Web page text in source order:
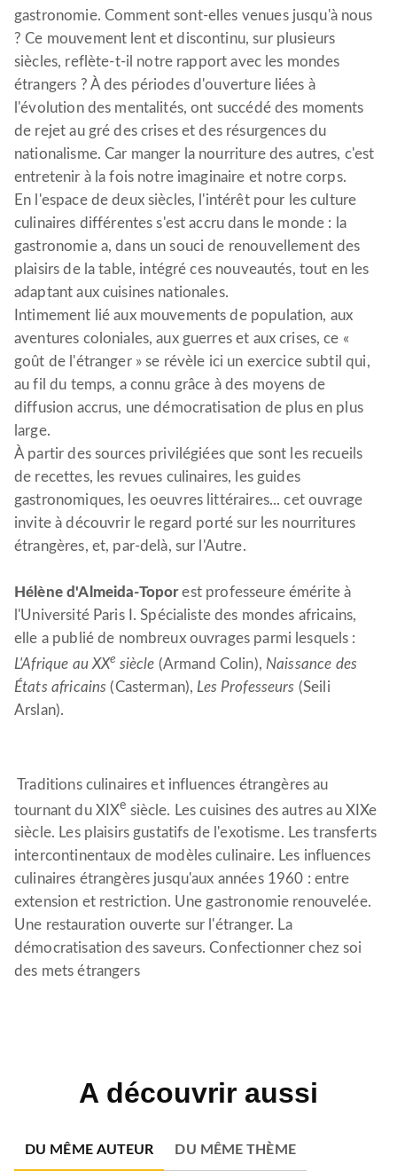
gastronomie. Comment sont-elles venues jusqu'à nous
? Ce mouvement lent et discontinu, sur plusieurs
siècles, reflète-t-il notre rapport avec les mondes
étrangers ? À des périodes d'ouverture liées à
l'évolution des mentalités, ont succédé des moments
de rejet au gré des crises et des résurgences du
nationalisme. Car manger la nourriture des autres, c'est
entretenir à la fois notre imaginaire et notre corps.
En l'espace de deux siècles, l'intérêt pour les culture
culinaires différentes s'est accru dans le monde : la
gastronomie a, dans un souci de renouvellement des
plaisirs de la table, intégré ces nouveautés, tout en les
adaptant aux cuisines nationales.
Intimement lié aux mouvements de population, aux
aventures coloniales, aux guerres et aux crises, ce «
goût de l'étranger » se révèle ici un exercice subtil qui,
au fil du temps, a connu grâce à des moyens de
diffusion accrus, une démocratisation de plus en plus
large.
À partir des sources privilégiées que sont les recueils
de recettes, les revues culinaires, les guides
gastronomiques, les oeuvres littéraires... cet ouvrage
invite à découvrir le regard porté sur les nourritures
étrangères, et, par-delà, sur l'Autre.
Hélène d'Almeida-Toporest professeure émérite à
l'Université Paris I. Spécialiste des mondes africains,
elle a publié de nombreux ouvrages parmi lesquels :
L'Afrique au XXe siècle (Armand Colin), Naissance des
États africains (Casterman), Les Professeurs (Seili
Arslan).
Traditions culinaires et influences étrangères au
tournant du XIXe siècle. Les cuisines des autres au XIXe
siècle. Les plaisirs gustatifs de l'exotisme. Les transferts
intercontinentaux de modèles culinaire. Les influences
culinaires étrangères jusqu'aux années 1960 : entre
extension et restriction. Une gastronomie renouvelée.
Une restauration ouverte sur l'étranger. La
démocratisation des saveurs. Confectionner chez soi
des mets étrangers
A découvrir aussi
DU MÊME AUTEUR DU MÊME THÈME